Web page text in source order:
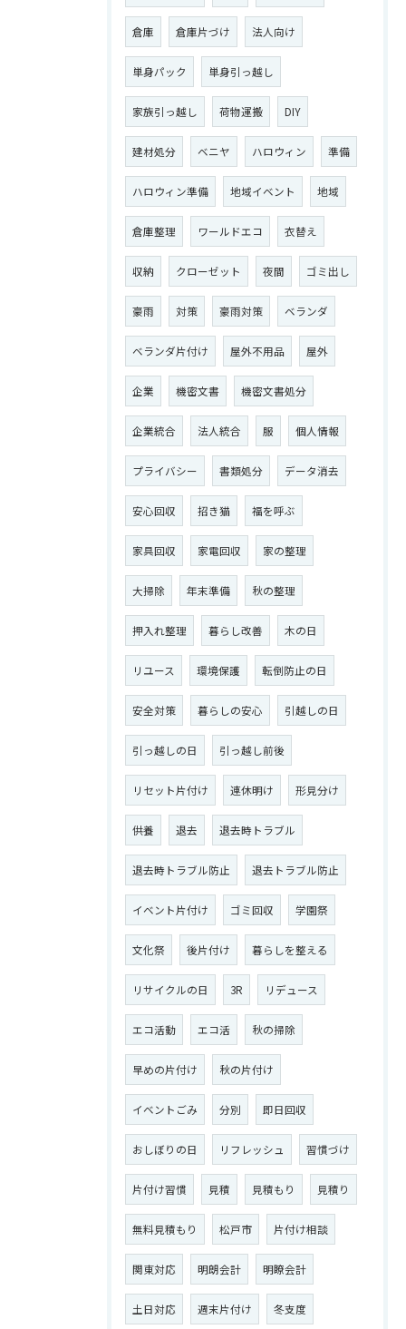
倉庫 倉庫片づけ 法人向け
単身パック 単身引っ越し
家族引っ越し 荷物運搬 DIY
建材処分 ベニヤ ハロウィン 準備
ハロウィン準備 地域イベント 地域
倉庫整理 ワールドエコ 衣替え
収納 クローゼット 夜間 ゴミ出し
豪雨 対策 豪雨対策 ベランダ
ベランダ片付け 屋外不用品 屋外
企業 機密文書 機密文書処分
企業統合 法人統合 服 個人情報
プライバシー 書類処分 データ消去
安心回収 招き猫 福を呼ぶ
家具回収 家電回収 家の整理
大掃除 年末準備 秋の整理
押入れ整理 暮らし改善 木の日
リユース 環境保護 転倒防止の日
安全対策 暮らしの安心 引越しの日
引っ越しの日 引っ越し前後
リセット片付け 連休明け 形見分け
供養 退去 退去時トラブル
退去時トラブル防止 退去トラブル防止
イベント片付け ゴミ回収 学園祭
文化祭 後片付け 暮らしを整える
リサイクルの日 3R リデュース
エコ活動 エコ活 秋の掃除
早めの片付け 秋の片付け
イベントごみ 分別 即日回収
おしぼりの日 リフレッシュ 習慣づけ
片付け習慣 見積 見積もり 見積り
無料見積もり 松戸市 片付け相談
関東対応 明朗会計 明瞭会計
土日対応 週末片付け 冬支度
お問い合わせはこちら